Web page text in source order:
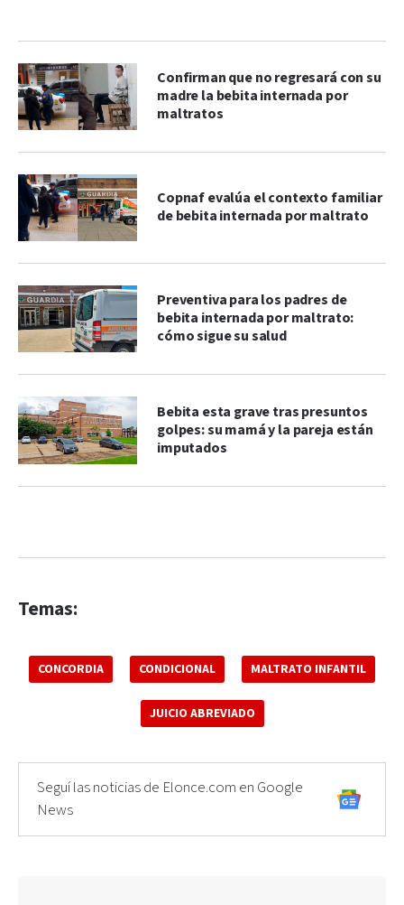
Confirman que no regresará con su
madre la bebita internada por
maltratos
Copnaf evalúa el contexto familiar
de bebita internada por maltrato
Preventiva para los padres de
bebita internada por maltrato:
cómo sigue su salud
Bebita esta grave tras presuntos
golpes: su mamá y la pareja están
imputados
Temas:
CONCORDIA CONDICIONAL MALTRATO INFANTIL
JUICIO ABREVIADO
Seguí las noticias de Elonce.com en Google
News